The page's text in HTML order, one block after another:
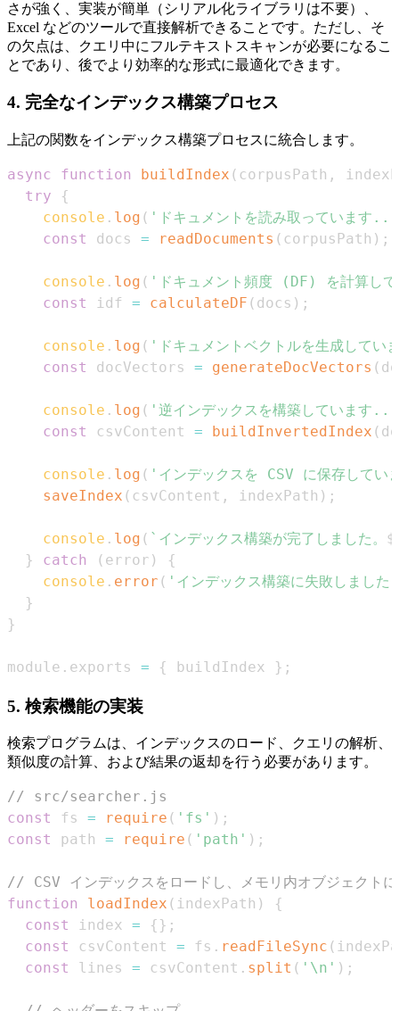
さが強く、実装が簡単（シリアル化ライブラリは不要）、
Excel などのツールで直接解析できることです。ただし、そ
の欠点は、クエリ中にフルテキストスキャンが必要になるこ
とであり、後でより効率的な形式に最適化できます。
4. 完全なインデックス構築プロセス
上記の関数をインデックス構築プロセスに統合します。
async function buildIndex ( corpusPath ,
try
{
console . log ( 'ドキュメントを読み取っています
const
docs = readDocuments ( corpusPath ) ;
console . log ( 'ドキュメント頻度 (DF) を計算し
const
idf = calculateDF ( docs ) ;
console . log ( 'ドキュメントベクトルを生成して
const
docVectors = generateDocVectors (
console . log ( '逆インデックスを構築しています
const
csvContent = buildInvertedIndex (
console . log ( 'インデックスを CSV に保存して
saveIndex ( csvContent , indexPath ) ;
console . log ( ` インデックス構築が完了しました。
}
catch ( error )
{
console . error ( 'インデックス構築に失敗しまし
}
}
module . exports = { buildIndex } ;
5. 検索機能の実装
検索プログラムは、インデックスのロード、クエリの解析、
類似度の計算、および結果の返却を行う必要があります。
// src/searcher.js
const
fs = require ( 'fs' ) ;
const
path = require ( 'path' ) ;
// CSV インデックスをロードし、メモリ内オブジェクト
function
loadIndex ( indexPath )
{
const
index = { } ;
const
csvContent = fs . readFileSync (
const
lines = csvContent . split ( '\n' ) ;